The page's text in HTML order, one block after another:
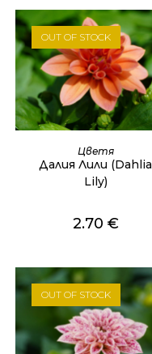
OUT OF STOCK
ОЩЕ
Цветя
Далия Лили (Dahlia
Lily)
2.70 €
OUT OF STOCK